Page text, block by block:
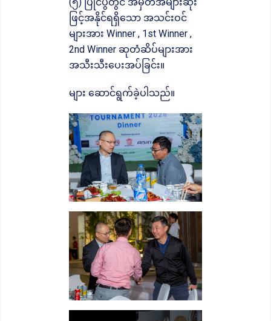
ဖြင့်အနိုင်ရရှိသော အသင်းဝင်
များအား Winner , 1st Winner ,
2nd Winner ဆုတံဆိပ်များအား
အသီးသီးပေးအပ်ခြင်း။
များ ဆောင်ရွက်ခဲ့ပါသည်။